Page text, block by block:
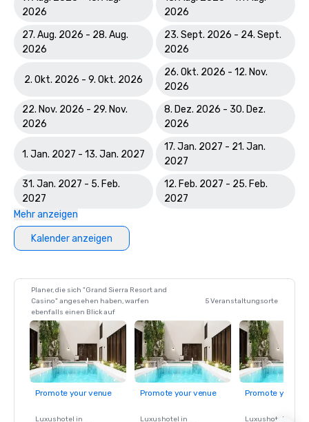
2026
2026
27. Aug. 2026 - 28. Aug.
2026
23. Sept. 2026 - 24. Sept.
2026
2. Okt. 2026 - 9. Okt. 2026
26. Okt. 2026 - 12. Nov.
2026
22. Nov. 2026 - 29. Nov.
2026
8. Dez. 2026 - 30. Dez.
2026
1. Jan. 2027 - 13. Jan. 2027
17. Jan. 2027 - 21. Jan.
2027
31. Jan. 2027 - 5. Feb.
2027
12. Feb. 2027 - 25. Feb.
2027
Mehr anzeigen
Kalender anzeigen
Planer, die sich "Grand Sierra Resort and
Casino" angesehen haben, warfen
ebenfalls einen Blick auf
5 Veranstaltungsorte
Promote your venue
Luxushotel in
Promote your venue
Luxushotel in
Promote your
Luxushotel in